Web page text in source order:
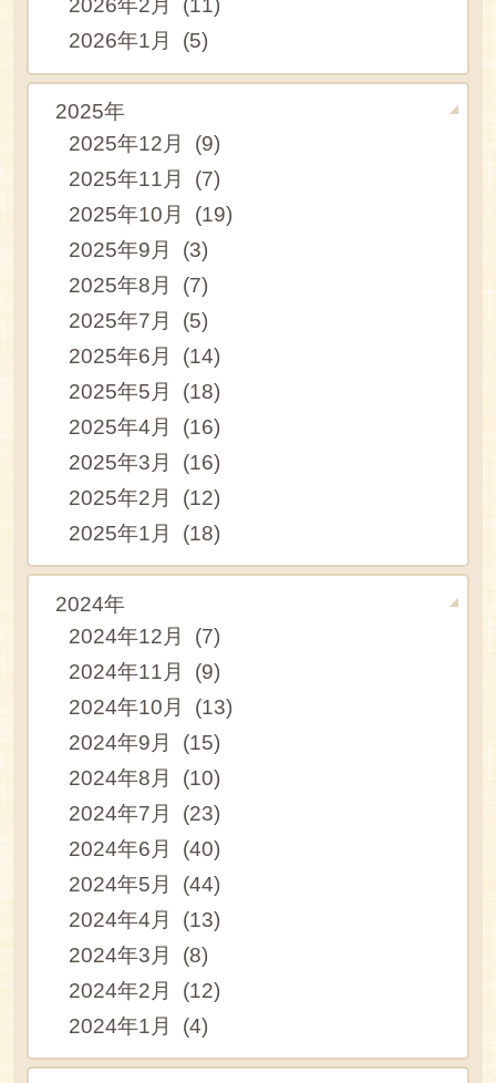
2026年2月 (11)
2026年1月 (5)
2025年
2025年12月 (9)
2025年11月 (7)
2025年10月 (19)
2025年9月 (3)
2025年8月 (7)
2025年7月 (5)
2025年6月 (14)
2025年5月 (18)
2025年4月 (16)
2025年3月 (16)
2025年2月 (12)
2025年1月 (18)
2024年
2024年12月 (7)
2024年11月 (9)
2024年10月 (13)
2024年9月 (15)
2024年8月 (10)
2024年7月 (23)
2024年6月 (40)
2024年5月 (44)
2024年4月 (13)
2024年3月 (8)
2024年2月 (12)
2024年1月 (4)